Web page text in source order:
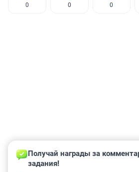
0 0 0
Получай награды за
задания!